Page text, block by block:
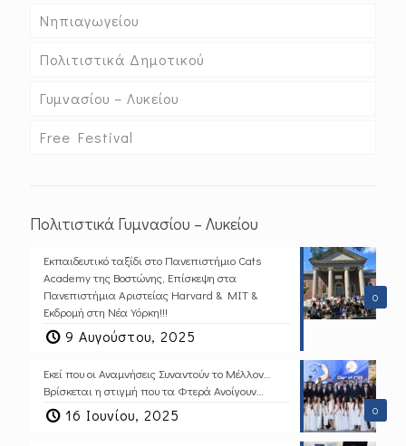
Νηπιαγωγείου
Πολιτιστικά Δημοτικού
Γυμνασίου – Λυκείου
Free Festival
Πολιτιστικά Γυμνασίου – Λυκείου
0
Εκπαιδευτικό ταξίδι στο Πανεπιστήμιο Cats
Academy της Βοστώνης, Επίσκεψη στα
Πανεπιστήμια Αριστείας Harvard & MIT &
Εκδρομή στη Νέα Υόρκη!!!
9 Αυγούστου, 2025
0
Εκεί που οι Αναμνήσεις Συναντούν το Μέλλον…
Βρίσκεται η στιγμή που τα Φτερά Ανοίγουν…
16 Ιουνίου, 2025